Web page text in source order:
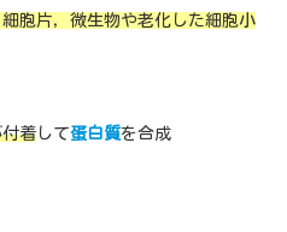
胞片，微生物や老化した細胞小
着 して蛋白質を合成